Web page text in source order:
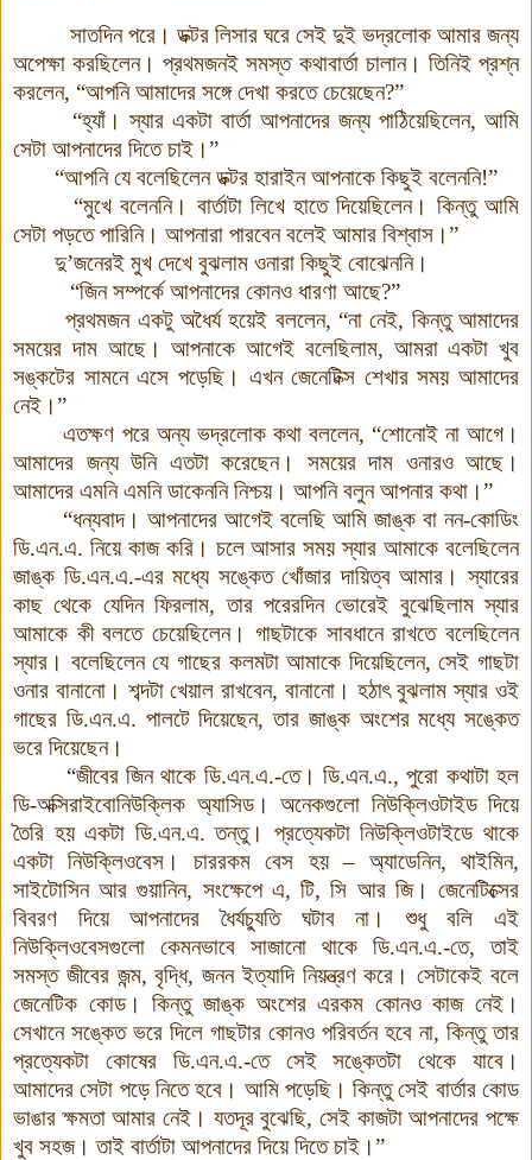
সাতদিন পরে । ডক্টর লিসার ঘরে সেই দুই ভদ্রলোক আমার জন্য
অপেক্ষা করছিলেন। প্রথমজনই সমস্ত কথাবার্তা চালান। তিনিই প্রশ্ন
করলেন, “আপনি আমাদের সঙ্গে দেখা করতে চেয়েছেন?”
“হ্যাঁ। স্যার একটা বার্তা আপনাদের জন্য পাঠিয়েছিলেন,আমি
সেটা আপনাদের দিতে চাই ।”
“আপনি যে বলেছিলেন ডক্টর হারাইন আপনাকে কিছুই বলেননি!”
“মুখে বলেননি। বার্তাটা লিখে হাতে দিয়েছিলেন। কিন্তু আমি
সেটা পড়তে পারিনি। আপনারা পারবেন বলেই আমার বিশ্বাস ।”
দু’জনেরই মুখ দেখে বুঝলাম ওনারা কিছুই বোঝেননি।
“জিন সম্পর্কে আপনাদের কোনও ধারণা আছে?”
প্রথমজন একটু অধৈর্য হয়েই বললেন, “না নেই, কিন্তু আমাদের
সময়ের দাম আছে। আপনাকে আগেই বলেছিলাম, আমরা একটা খুব
সঙ্কটের সামনে এসে পড়েছি। এখন জেনেটিক্স শেখার সময় আমাদের
নেই ।”
এতক্ষণ পরে অন্য ভদ্রলোক কথা বললেন, “শোনোই না আগে ।
আমাদের জন্য উনি এতটা করেছেন। সময়ের দাম ওনারও আছে ।
আমাদের এমনি এমনি ডাকেননি নিশ্চয়। আপনি বলুন আপনার কথা ।”
“ধন্যবাদ। আপনাদের আগেই বলেছি আমি জাঙ্ক বা নন-কোডিং
ডি.এন.এ. নিয়ে কাজ করি। চলে আসার সময় স্যার আমাকে বলেছিলেন
জাঙ্ক ডি.এন.এ.-এর মধ্যে সঙ্কেত খোঁজার দায়িত্ব আমার। স্যারের
কাছ থেকে যেদিন ফিরলাম, তার পরেরদিন ভোরেই বুঝেছিলাম স্যার
আমাকে কী বলতে চেয়েছিলেন। গাছটাকে সাবধানে রাখতে বলেছিলেন
স্যার। বলেছিলেন যে গাছের কলমটা আমাকে দিয়েছিলেন, সেই গাছটা
ওনার বানানো। শব্দটা খেয়াল রাখবেন, বানানো। হঠাৎ বুঝলাম স্যার ওই
গাছের ডি.এন.এ. পালটে দিয়েছেন, তার জাঙ্ক অংশের মধ্যে সঙ্কেত
ভরে দিয়েছেন।
“জীবের জিন থাকে ডি.এন.এ.-তে। ডি.এন.এ., পুরো কথাটা হল
ডি-অক্সিরাইবোনিউক্লিক অ্যাসিড। অনেকগুলো নিউক্লিওটাইড দিয়ে
তৈরি হয় একটা ডি.এন.এ. তন্তু। প্রত্যেকটা নিউক্লিওটাইডে থাকে
একটা নিউক্লিওবেস। চাররকম বেস হয় – অ্যাডেনিন, থাইমিন,
সাইটোসিন আর গুয়ানিন, সংক্ষেপে এ, টি, সি আর জি। জেনেটিক্সের
বিবরণ দিয়ে আপনাদের ধৈর্যচ্যুতি ঘটাব না। শুধু বলি এই
নিউক্লিওবেসগুলো কেমনভাবে সাজানো থাকে ডি.এন.এ.-তে, তাই
সমস্ত জীবের জন্ম, বৃদ্ধি, জনন ইত্যাদি নিয়ন্ত্রণ করে। সেটাকেই বলে
জেনেটিক কোড। কিন্তু জাঙ্ক অংশের এরকম কোনও কাজ নেই।
সেখানে সঙ্কেত ভরে দিলে গাছটার কোনও পরিবর্তন হবে না, কিন্তু তার
প্রত্যেকটা কোষের ডি.এন.এ.-তে সেই সঙ্কেতটা থেকে যাবে।
আমাদের সেটা পড়ে নিতে হবে। আমি পড়েছি। কিন্তু সেই বার্তার কোড
ভাঙার ক্ষমতা আমার নেই। যতদূর বুঝেছি, সেই কাজটা আপনাদের পক্ষে
খুব সহজ। তাই বার্তাটা আপনাদের দিয়ে দিতে চাই।”